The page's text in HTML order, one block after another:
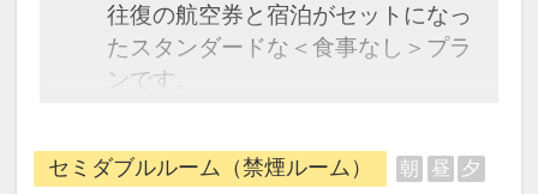
往復の航空券と宿泊がセットになっ
たスタンダードな＜食事なし＞プラ
ンです。
できるダイナミックパッケージだか
ら、一都市滞在はもちろん周遊旅行
セミダブルルーム（禁煙ルーム） 朝 昼 夕